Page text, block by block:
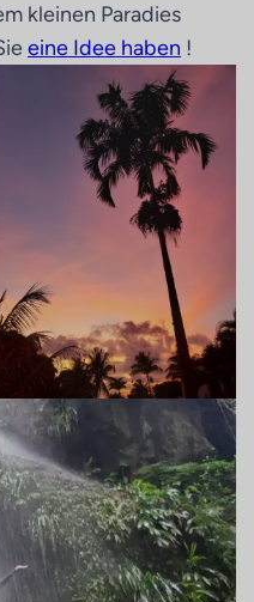
kleinen Paradies
eine Idee haben !